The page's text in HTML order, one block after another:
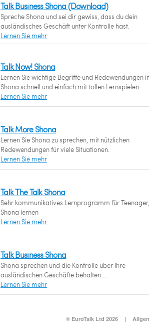
Talk Business Shona (Download)
Spreche Shona und sei dir gewiss, dass du dein
ausländisches Geschäft unter Kontrolle hast.
Lernen Sie mehr
Talk Now! Shona
Lernen Sie wichtige Begriffe und Redewendungen
Shona schnell und einfach mit tollen Lernspielen.
Lernen Sie mehr
Talk More Shona
Lernen Sie Shona zu sprechen, mit nützlichen
Redewendungen für viele Situationen.
Lernen Sie mehr
Talk The Talk Shona
Sehr kommunikatives Lernprogramm für
Shona lernen
Lernen Sie mehr
Talk Business Shona
Shona sprechen und die Kontrolle über Ihre
ausländischen Geschäfte behalten ...
Lernen Sie mehr
© EuroTalk Ltd 2026 |